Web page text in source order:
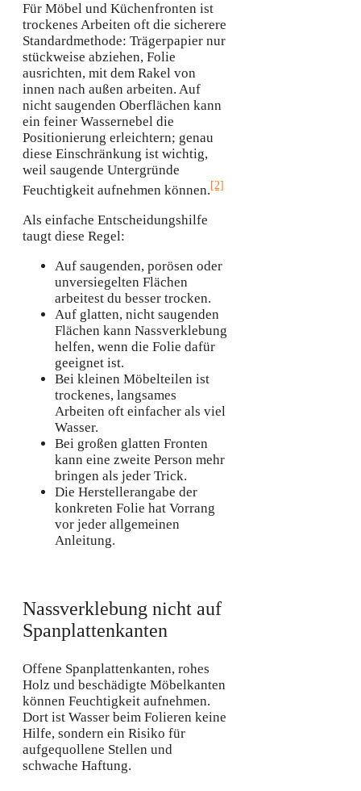
Für Möbel und Küchenfronten ist
trockenes Arbeiten oft die sicherere
Standardmethode: Trägerpapier nur
stückweise abziehen, Folie
ausrichten, mit dem Rakel von
innen nach außen arbeiten. Auf
nicht saugenden Oberflächen kann
ein feiner Wassernebel die
Positionierung erleichtern; genau
diese Einschränkung ist wichtig,
weil saugende Untergründe
Feuchtigkeit aufnehmen können.[2]
Als einfache Entscheidungshilfe
taugt diese Regel:
Auf saugenden, porösen oder
unversiegelten Flächen
arbeitest du besser trocken.
Auf glatten, nicht saugenden
Flächen kann Nassverklebung
helfen, wenn die Folie dafür
geeignet ist.
Bei kleinen Möbelteilen ist
trockenes, langsames
Arbeiten oft einfacher als viel
Wasser.
Bei großen glatten Fronten
kann eine zweite Person mehr
bringen als jeder Trick.
Die Herstellerangabe der
konkreten Folie hat Vorrang
vor jeder allgemeinen
Anleitung.
Nassverklebung nicht auf
Spanplattenkanten
Offene Spanplattenkanten, rohes
Holz und beschädigte Möbelkanten
können Feuchtigkeit aufnehmen.
Dort ist Wasser beim Folieren keine
Hilfe, sondern ein Risiko für
aufgequollene Stellen und
schwache Haftung.